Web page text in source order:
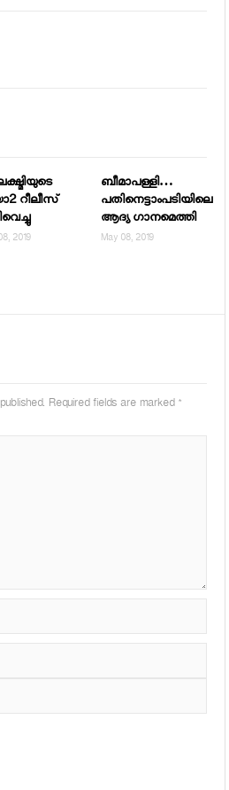
റീലീസ്
2019
ബീമാപള്ളി…
പതിനെട്ടാംപടിയിലെ
ആദ്യ ഗാനമെത്തി
May 08, 2019
Required fields are marked *